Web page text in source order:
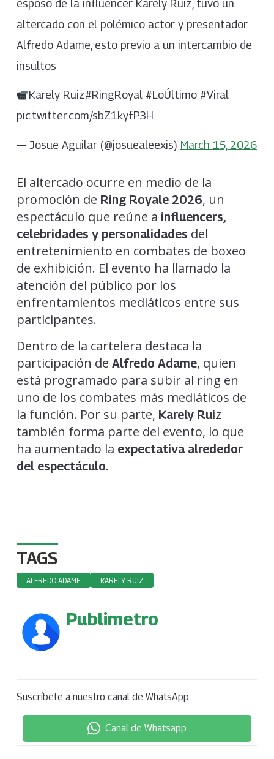
esposo de la influencer Karely Ruiz, tuvo un
altercado con el polémico actor y presentador
Alfredo Adame, esto previo a un intercambio de
insultos
Karely Ruiz#RingRoyal #LoÚltimo #Viral
pic.twitter.com/sbZ1kyfP3H
— Josue Aguilar (@josuealeexis) March 15, 2026
El altercado ocurre en medio de la
promoción de Ring Royale 2026, un
espectáculo que reúne a influencers,
celebridades y personalidades del
entretenimiento en combates de boxeo
de exhibición. El evento ha llamado la
atención del público por los
enfrentamientos mediáticos entre sus
participantes.
Dentro de la cartelera destaca la
participación de Alfredo Adame, quien
está programado para subir al ring en
uno de los combates más mediáticos de
la función. Por su parte, Karely Ruiz
también forma parte del evento, lo que
ha aumentado la expectativa alrededor
del espectáculo.
TAGS
ALFREDO ADAME KARELY RUIZ
Publimetro
Suscríbete a nuestro canal de WhatsApp:
Canal de Whatsapp